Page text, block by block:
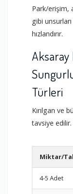
Park/erişim,
gibi
hızlandırır.
Türleri
Kırılgan ve
tavsiye edilir.
Miktar/
4-5 Adet